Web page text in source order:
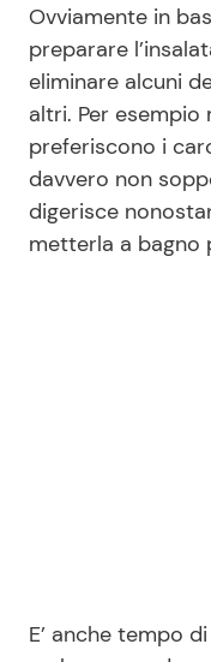
Ovviamente in
preparare
eliminare alcuni
altri. Per
preferiscono i
davvero non
digerisce
metterla a bagno
E’ anche tempo